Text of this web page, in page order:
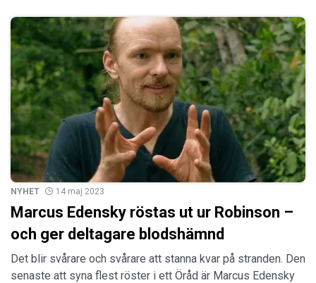
NYHET 14 maj 2023
Marcus Edensky röstas ut ur Robinson –
och ger deltagare blodshämnd
Det blir svårare och svårare att stanna kvar på stranden. Den
senaste att syna flest röster i ett Öråd är Marcus Edensky